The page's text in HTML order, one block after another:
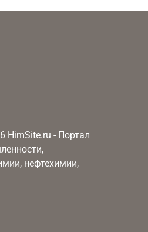
HimSite.ru - Портал
нефтехимии,